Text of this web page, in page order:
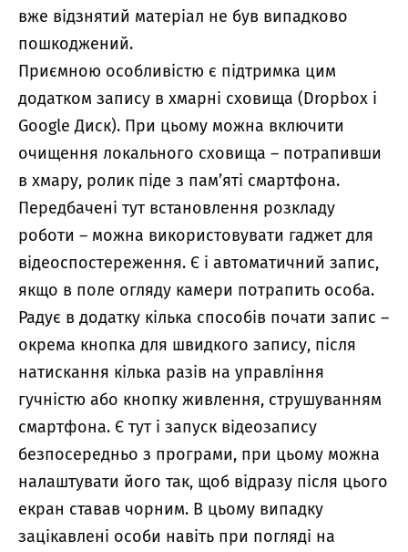
вже відзнятий матеріал не був випадково
пошкоджений.
Приємною особливістю є підтримка цим
додатком запису в хмарні сховища (Dropbox і
Google Диск). При цьому можна включити
очищення локального сховища – потрапивши
в хмару, ролик піде з пам’яті смартфона.
Передбачені тут встановлення розкладу
роботи – можна використовувати гаджет для
відеоспостереження. Є і автоматичний запис,
якщо в поле огляду камери потрапить особа.
Радує в додатку кілька способів почати запис –
окрема кнопка для швидкого запису, після
натискання кілька разів на управління
гучністю або кнопку живлення, струшуванням
смартфона. Є тут і запуск відеозапису
безпосередньо з програми, при цьому можна
налаштувати його так, щоб відразу після цього
екран ставав чорним. В цьому випадку
зацікавлені особи навіть при погляді на